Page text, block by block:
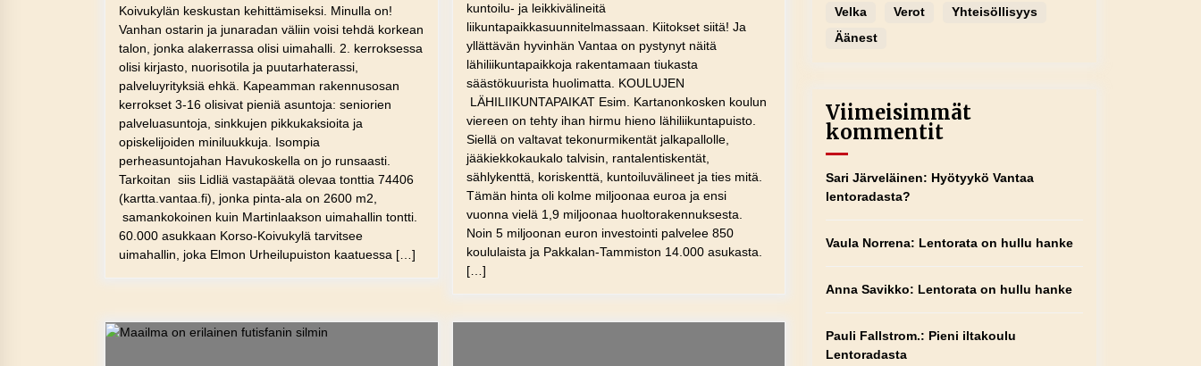
Koivukylän keskustan kehittämiseksi. Minulla on!
Vanhan ostarin ja junaradan väliin voisi tehdä korkean
talon, jonka alakerrassa olisi uimahalli. 2. kerroksessa
olisi kirjasto, nuorisotila ja puutarhaterassi,
palveluyrityksiä ehkä. Kapeamman rakennusosan
kerrokset 3-16 olisivat pieniä asuntoja: seniorien
palveluasuntoja, sinkkujen pikkukaksioita ja
opiskelijoiden miniluukkuja. Isompia
perheasuntojahan Havukoskella on jo runsaasti.
Tarkoitan siis Lidliä vastapäätä olevaa tonttia 74406
(kartta.vantaa.fi), jonka pinta-ala on 2600 m2,
samankokoinen kuin Martinlaakson uimahallin tontti.
60.000 asukkaan Korso-Koivukylä tarvitsee
uimahallin, joka Elmon Urheilupuiston kaatuessa […]
kuntoilu- ja leikkivälineitä
liikuntapaikkasuunnitelmassaan. Kiitokset siitä! Ja
yllättävän hyvinhän Vantaa on pystynyt näitä
lähiliikuntapaikkoja rakentamaan tiukasta
säästökuurista huolimatta. KOULUJEN
LÄHILIIKUNTAPAIKAT Esim. Kartanonkosken koulun
viereen on tehty ihan hirmu hieno lähiliikuntapuisto.
Siellä on valtavat tekonurmikentät jalkapallolle,
jääkiekkokaukalo talvisin, rantalentiskentät,
sählykenttä, koriskenttä, kuntoiluvälineet ja ties mitä.
Tämän hinta oli kolme miljoonaa euroa ja ensi
vuonna vielä 1,9 miljoonaa huoltorakennuksesta.
Noin 5 miljoonan euron investointi palvelee 850
koululaista ja Pakkalan-Tammiston 14.000 asukasta.
[…]
Velka
Verot
Yhteisöllisyys
Äänest
Viimeisimmät
kommentit
Sari Järveläinen: Hyötyykö Vantaa
lentoradasta?
Vaula Norrena: Lentorata on hullu hanke
Anna Savikko: Lentorata on hullu hanke
Pauli Fallstrom.: Pieni iltakoulu
Lentoradasta